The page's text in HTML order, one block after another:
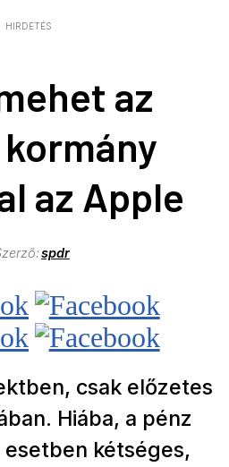
HIRDETÉS
az
az Apple
spdr
csak előzetes
Hiába, a pénz
kétséges,